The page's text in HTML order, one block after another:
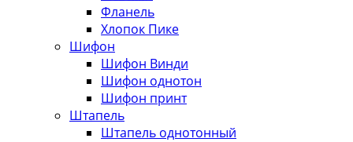
Фланель
Хлопок Пике
Шифон
Шифон Винди
Шифон однотон
Шифон принт
Штапель
Штапель однотонный